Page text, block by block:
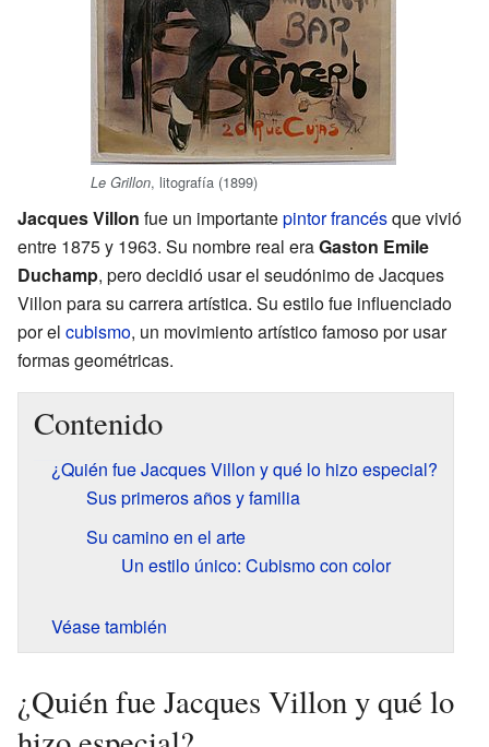
Le Grillon, litografía (1899)
Jacques Villon fue un importantepintorfrancésque vivió
entre 1875 y 1963. Su nombre real eraGaston Emile
Duchamp, pero decidió usar el seudónimo de Jacques
Villon para su carrera artística. Su estilo fue influenciado
por el cubismo, un movimiento artístico famoso por usar
formas geométricas.
Contenido
¿Quién fue Jacques Villon y qué lo hizo especial?
Sus primeros años y familia
Su camino en el arte
Un estilo único: Cubismo con color
Véase también
¿Quién fue Jacques Villon y qué lo